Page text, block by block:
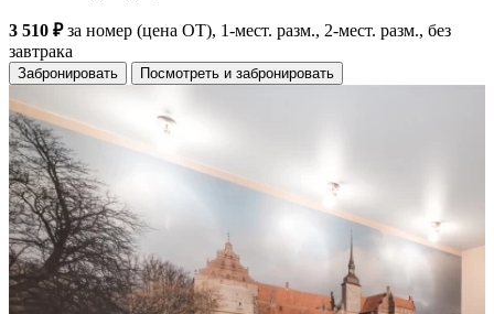
3 510 ₽за номер (цена ОТ), 1-мест. разм., 2-мест. разм., без
завтрака
Забронировать Посмотреть и забронировать